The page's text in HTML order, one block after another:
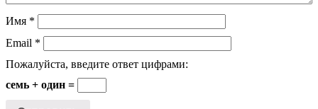
Имя *
Email *
Пожалуйста, введите ответ цифрами:
семь + один =